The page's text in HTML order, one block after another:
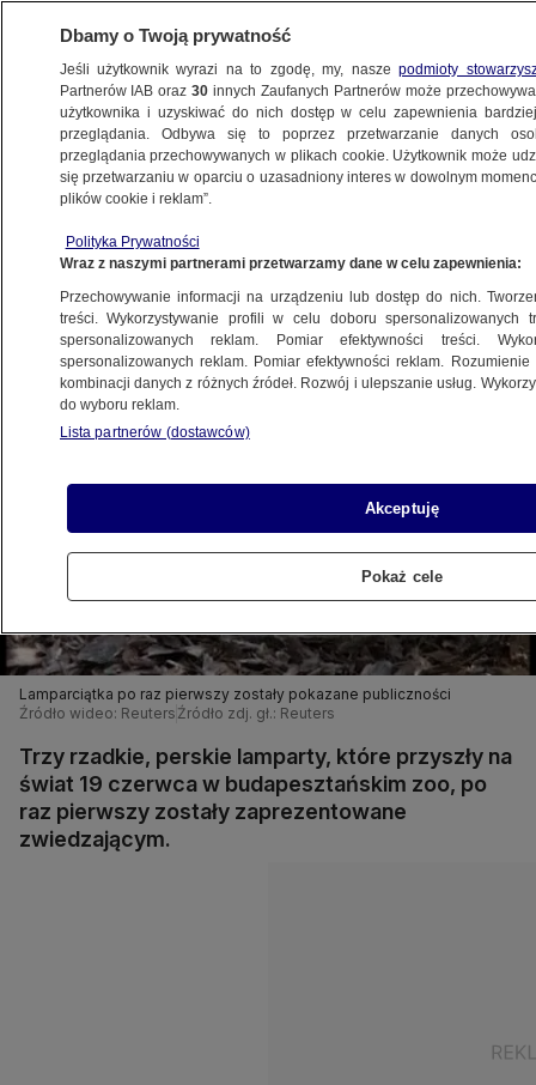
ŚWIAT
15.08.2007, 18:34Aktualizacja:15.08.2007, 19:44
Udostępnij
Lamparciątka po raz pierwszy zostały pokazane publiczności
Źródło wideo: Reuters Źródło zdj. gł.: Reuters
Trzy rzadkie, perskie lamparty, które przyszły na
świat 19 czerwca w budapesztańskim zoo, po
raz pierwszy zostały zaprezentowane
zwiedzającym.
Dbamy o Twoją prywatność
Jeśli użytkownik wyrazi na to zgodę, my, naszepodmioty
Partnerów IAB oraz30 innych Zaufanych Partnerów może
użytkownika i uzyskiwać do nich dostęp w celu zapewnienia
przeglądania. Odbywa się to poprzez przetwarzanie danych
przeglądania przechowywanych w plikach cookie. Użytkownik może
się przetwarzaniu w oparciu o uzasadniony interes w dowolnym
plików cookie i reklam”.
Polityka Prywatności
Wraz z naszymi partnerami przetwarzamy dane w celu zapewnienia:
Przechowywanie informacji na urządzeniu lub dostęp do nich.
treści. Wykorzystywanie profili w celu doboru spersonalizowanych
spersonalizowanych reklam. Pomiar efektywności treści.
spersonalizowanych reklam. Pomiar efektywności reklam.
kombinacji danych z różnych źródeł. Rozwój i ulepszanie usług.
do wyboru reklam.
Lista partnerów (dostawców)
Akceptuję
Pokaż cele